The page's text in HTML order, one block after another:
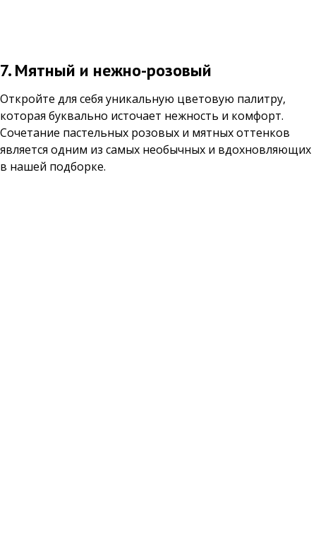
7. Мятный и нежно-розовый
Откройте для себя уникальную цветовую палитру,
которая буквально источает нежность и комфорт.
Сочетание пастельных розовых и мятных оттенков
является одним из самых необычных и вдохновляющих
в нашей подборке.